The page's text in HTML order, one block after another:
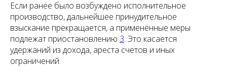
Если ранее было возбуждено исполнительное
производство, дальнейшее принудительное
взыскание прекращается, а применённые меры
подлежат приостановлению 3. Это касается
удержаний из дохода, ареста счетов и иных
ограничений.